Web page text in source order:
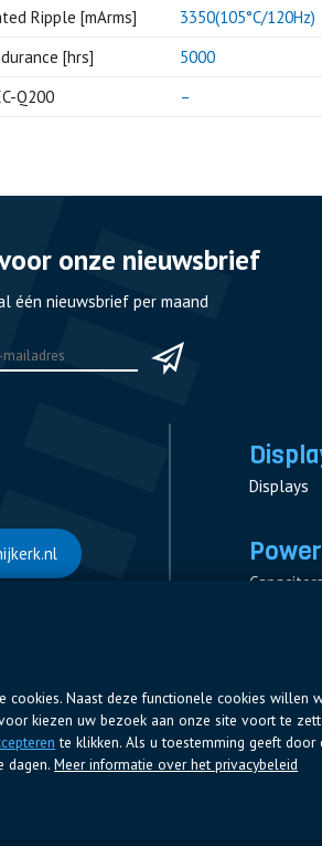
Ripple [mArms]
3350(105°C/120Hz)
[hrs]
5000
Q200
–
onze nieuwsbrief
één nieuwsbrief per maand
Displays
Capacitors
Naast deze functionele cookies willen
kiezen uw bezoek aan onze site voort te
te klikken. Als u toestemming geeft door
dagen.Meer informatie over het privacybeleid